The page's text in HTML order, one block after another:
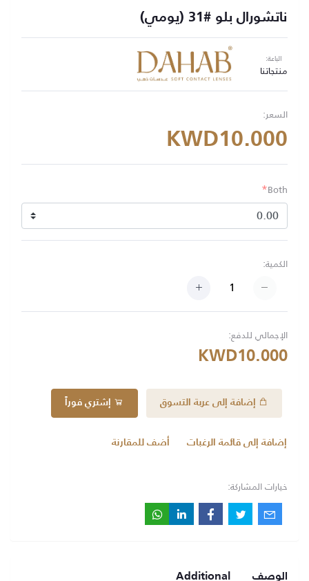
ناتشورال بلو #31 (يومي)
الباعة:
منتجاتنا
السعر:
KWD10.000
Both
*
الكمية:
الإجمالي للدفع:
KWD10.000
إضافة إلى عربة التسوق إشتري فوراً
إضافة إلى قائمة الرغبات أضف للمقارنة
خيارات المشاركة:
الوصف Additional